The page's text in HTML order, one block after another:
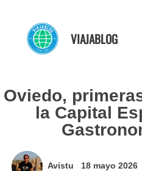
contenido
VIAJABLOG
Oviedo,
la Capital
Avistu 18 mayo 2026